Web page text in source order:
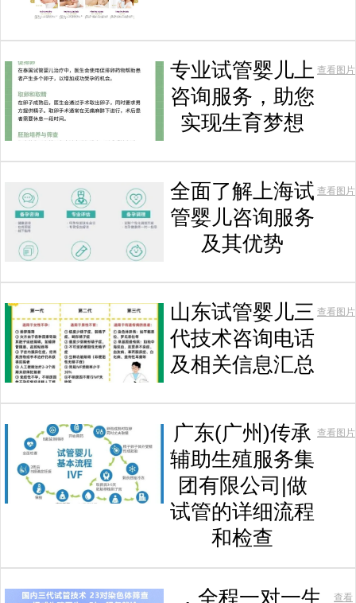
专业试管婴儿上
咨询服务，助您
实现生育梦想
查看图片
全面了解上海试
管婴儿咨询服务
及其优势
查看图片
山东试管婴儿三
代技术咨询电话
及相关信息汇总
查看图片
广东(广州)传承
辅助生殖服务集
团有限公司|做
试管的详细流程
和检查
查看图片
，全程一对一生
查看